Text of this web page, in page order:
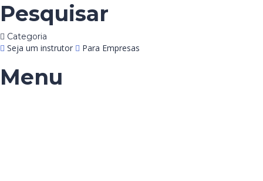
Pesquisar
Categoria
Seja um instrutor Para Empresas
Menu